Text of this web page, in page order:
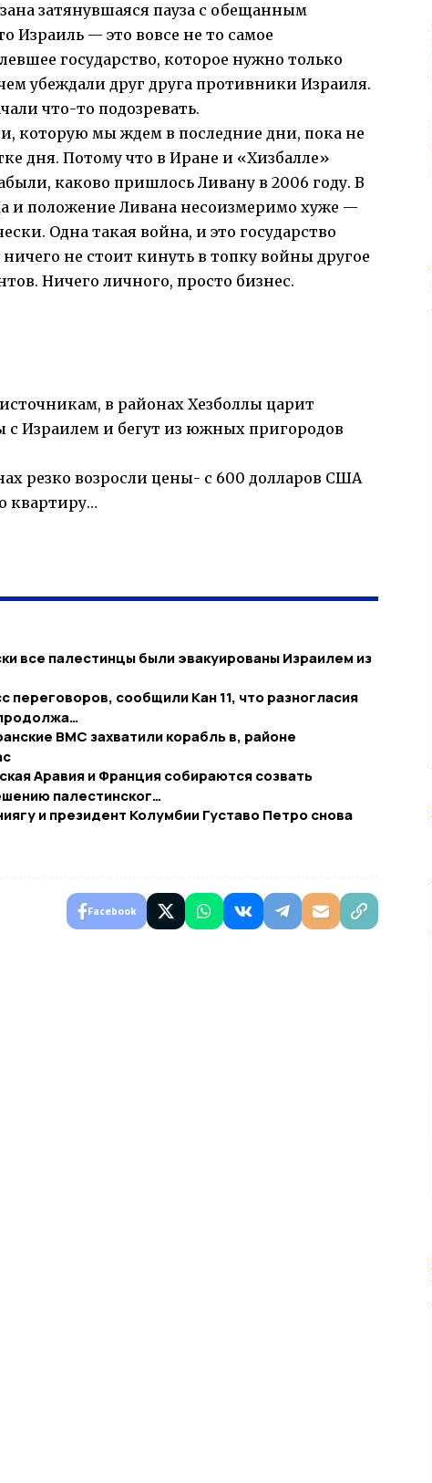
затянувшаяся пауза с обещанным
Израиль — это вовсе не то самое
государство, которое нужно только
убеждали друг друга противники Израиля.
что-то подозревать.
которую мы ждем в последние дни, пока не
дня. Потому что в Иране и «Хизбалле»
каково пришлось Ливану в 2006 году. В
и положение Ливана несоизмеримо хуже —
Одна такая война, и это государство
не стоит кинуть в топку войны другое
Ничего личного, просто бизнес.
в районах Хезболлы царит
Израилем и бегут из южных пригородов
резко возросли цены- с 600 долларов США
квартиру…
все палестинцы были эвакуированы Израилем из
переговоров, сообщили Кан 11, что разногласия
ВМС захватили корабль в, районе
Аравия и Франция собираются созвать
палестинског…
и президент Колумбии Густаво Петро снова
Facebook